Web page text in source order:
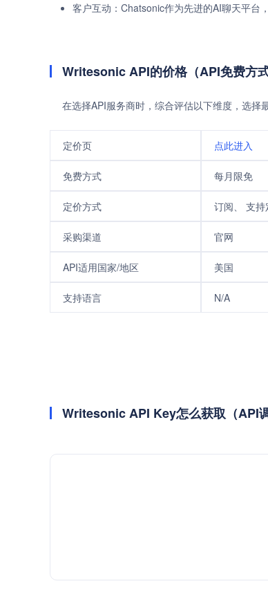
客户互动：Chatsonic作为先进的AI聊天平台
Writesonic API的价格（API免费方式
在选择API服务商时，综合评估以下维度，选择
定价页 点此进入
免费方式 每月限免
定价方式 订阅、 支持
采购渠道 官网
API适用国家/地区 美国
支持语言 N/A
Writesonic API Key怎么获取（API